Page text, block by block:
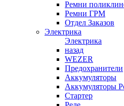
Ремни
Ремни ГРМ
Отдел Заказов
Электрика
Электрика
назад
WEZER
Предохранители
Аккумуляторы
Аккумуляторы
Стартер